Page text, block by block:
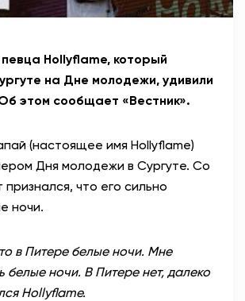
Hollyflame, который
на Дне молодежи, удивили
этом сообщает «Вестник».
(настоящее имя Hollyflame)
Дня молодежи в Сургуте. Со
что его сильно
ночи.
в Питере белые ночи. Мне
белые ночи. В Питере нет, далеко
Hollyflame.